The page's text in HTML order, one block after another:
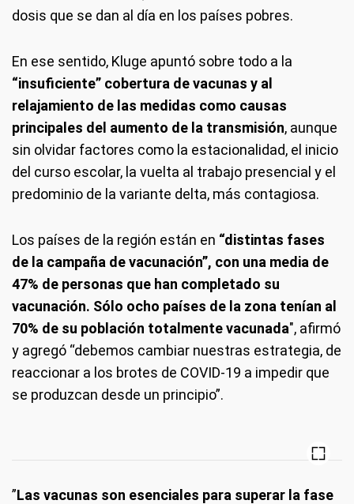
dosis que se dan al día en los países pobres.
En ese sentido, Kluge apuntó sobre todo a la
“insuficiente” cobertura de vacunas y al
relajamiento de las medidas como causas
principales del aumento de la transmisión, aunque
sin olvidar factores como la estacionalidad, el inicio
del curso escolar, la vuelta al trabajo presencial y el
predominio de la variante delta, más contagiosa.
Los países de la región están en “distintas fases
de la campaña de vacunación”, con una media de
47% de personas que han completado su
vacunación. Sólo ocho países de la zona tenían al
70% de su población totalmente vacunada", afirmó
y agregó “debemos cambiar nuestras estrategia, de
reaccionar a los brotes de COVID-19 a impedir que
se produzcan desde un principio”.
”Las vacunas son esenciales para superar la fase